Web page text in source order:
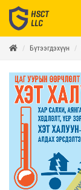
Бүтээгдэхүүн